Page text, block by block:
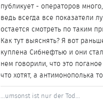
публикует - операторов
ведь всегда все показатели
остается смотреть по таким
Как тут выяснять? Я вот
куплена Сибнефтью и они
нем говорили, что это
что хотят, а антимонополька
...umsonst ist nur der Tod...